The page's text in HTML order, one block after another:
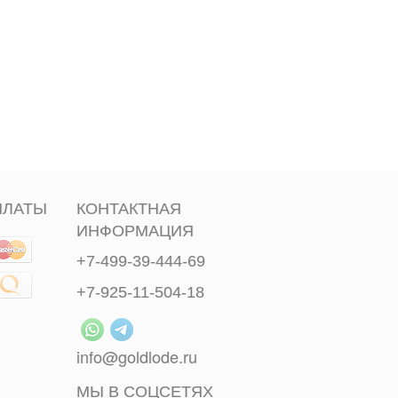
КОНТАКТНАЯ
ИНФОРМАЦИЯ
+7-499-39-444-69
+7-925-11-504-18
info@goldlode.ru
МЫ В СОЦСЕТЯХ